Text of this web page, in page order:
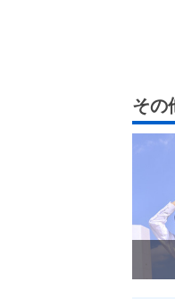
その